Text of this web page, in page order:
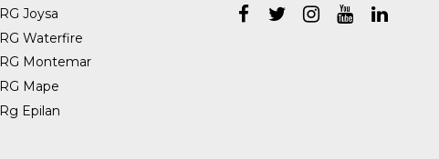
RG Joysa
RG Waterfire
RG Montemar
RG Mape
Rg Epilan